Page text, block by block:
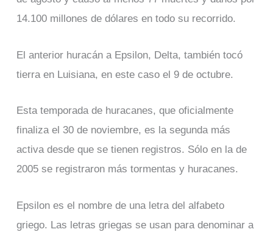
14.100 millones de dólares en todo su recorrido.
El anterior huracán a Epsilon, Delta, también tocó
tierra en Luisiana, en este caso el 9 de octubre.
Esta temporada de huracanes, que oficialmente
finaliza el 30 de noviembre, es la segunda más
activa desde que se tienen registros. Sólo en la de
2005 se registraron más tormentas y huracanes.
Epsilon es el nombre de una letra del alfabeto
griego. Las letras griegas se usan para denominar a